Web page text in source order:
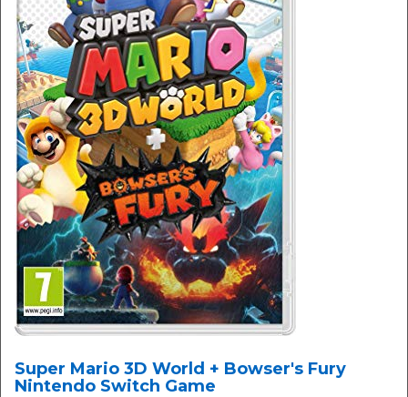
Super Mario 3D World + Bowser's Fury
Nintendo Switch Game